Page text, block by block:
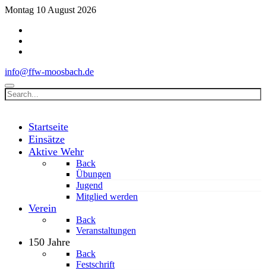
Montag 10 August 2026
info@ffw-moosbach.de
Startseite
Einsätze
Aktive Wehr
Back
Übungen
Jugend
Mitglied werden
Verein
Back
Veranstaltungen
150 Jahre
Back
Festschrift